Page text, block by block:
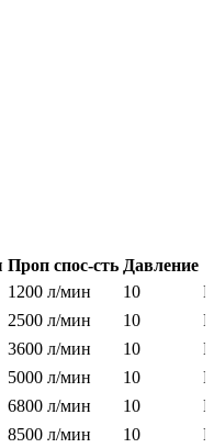
Проп спос-сть Давление
1200 л/мин 10
2500 л/мин 10
3600 л/мин 10
5000 л/мин 10
6800 л/мин 10
8500 л/мин 10